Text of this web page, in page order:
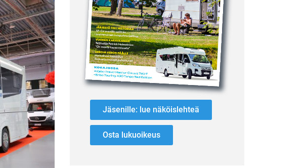
Jäsenille: lue näköislehteä
Osta lukuoikeus